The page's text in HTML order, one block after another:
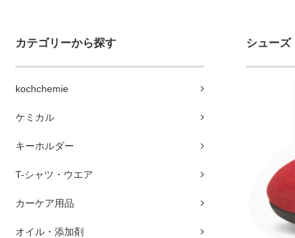
カテゴリーから探す
kochchemie
ケミカル
キーホルダー
T-シャツ・ウエア
カーケア用品
オイル・添加剤
シューズ